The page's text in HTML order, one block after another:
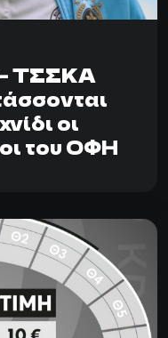
– ΤΣΣΚΑ
οι
του ΟΦΗ